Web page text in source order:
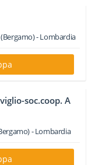
(Bergamo) -Lombardia
soc.coop. A
-Lombardia